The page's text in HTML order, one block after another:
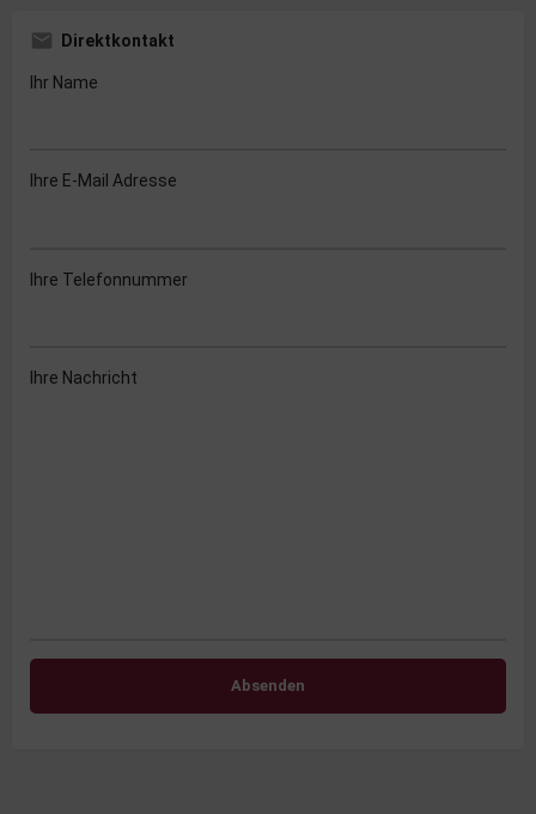
Direktkontakt
Ihr Name
Ihre E-Mail Adresse
Ihre Telefonnummer
Ihre Nachricht